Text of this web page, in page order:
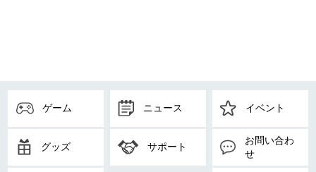
ゲーム ニュース イベント
グッズ サポート
お問い合わ
せ